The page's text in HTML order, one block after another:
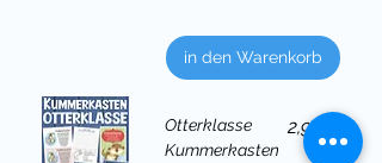
in den Warenkorb
Otterklasse
Kummerkasten
Preis
2,99 €